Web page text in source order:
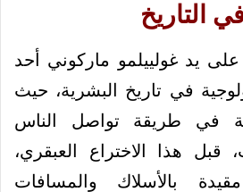
التاريخ
على يد غولييلمو ماركوني أحد
في تاريخ البشرية، حيث
في طريقة تواصل الناس
قبل هذا الاختراع العبقري،
بالأسلاك والمسافات